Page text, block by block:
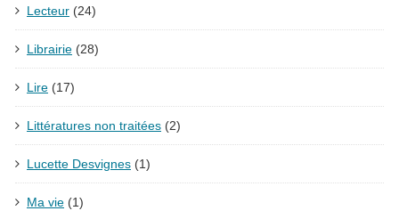
Lecteur (24)
Librairie (28)
Lire (17)
Littératures non traitées (2)
Lucette Desvignes (1)
Ma vie (1)